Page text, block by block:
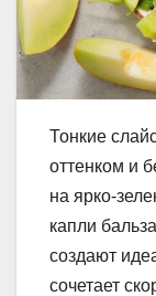
Тонкие
оттенком и
на ярко-
капли
создают
сочетает